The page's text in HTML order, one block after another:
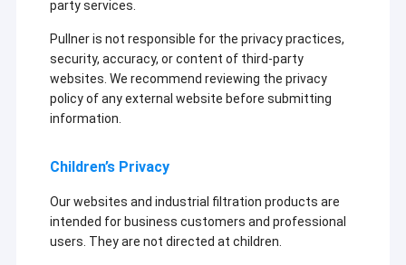
party services.
Pullner is not responsible for the privacy practices,
security, accuracy, or content of third-party
websites. We recommend reviewing the privacy
policy of any external website before submitting
information.
Children’s Privacy
Our websites and industrial filtration products are
intended for business customers and professional
users. They are not directed at children.